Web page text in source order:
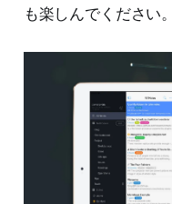
も楽しんでください。